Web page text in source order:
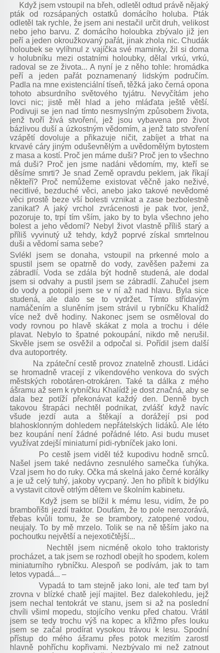
Když jsem vstoupil na břeh, odletěl odtud právě nějaký
pták od rozsápaných ostatků domácího holuba. Pták
odletěl tak rychle, že jsem ani nestačil určit druh, velikost
nebo jeho barvu. Z domácího holoubka zbývalo již jen
peří a jeden okroužkovaný pařát, jinak zhola nic. Chudák
holoubek se vylíhnul z vajíčka své maminky, žil si doma
v holubníku mezi ostatními holoubky, dělal vrkú, vrkú,
radoval se ze života... A nyní je z něho tohle: hromádka
peří a jeden pařát poznamenaný lidským područím.
Padla na mne existenciální tíseň, těžká jako černá opona
tohoto absurdního světového tyjátru. Nevyčítám jeho
lovci nic; jistě měl hlad a jeho mláďata ještě větší.
Podivuji se jen nad tímto nesmyslným způsobem života,
jenž tvoří živá stvoření, jež jsou vybavena pro život
bázlivou duší a úzkostným vědomím, a jenž tato stvoření
vzápětí dovoluje a přikazuje ničit, zabíjet a trhat na
krvavé cáry jiným oduševnělým a uvědomělým bytostem
z masa a kostí. Proč jen máme duši? Proč jen to všechno
má duši? Proč jen jsme nadáni vědomím, my, kteří se
děsíme smrti? Je snad Země opravdu peklem, jak říkají
někteří? Proč nemůžeme existovat věčně jako neživé,
necitlivé, bezduché věci, anebo jako takové nevědomé
věci prostě beze vší bolesti vznikat a zase bezbolestně
zanikat? A jaký vrchol zvrácenosti je pak tvor, jenž,
pozoruje to, trpí tím vším, jako by to byla všechno jeho
bolest a jeho vědomí? Nebyl život vlastně příliš starý a
příliš vyvinutý už tehdy, když poprvé získal smrtelnou
duši a vědomí sama sebe?
Svlékl jsem se donaha, vstoupil na prkenné molo a
spustil jsem se opatrně do vody, zavěšen pažemi za
zábradlí. Voda se zdála být hodně studená, ale dodal
jsem si odvahy a pustil jsem se zábradlí. Zahučel jsem
do vody a potopil jsem se v ní až nad hlavu. Byla sice
studená, ale dalo se to vydržet. Tímto střídavým
namáčením a sluněním jsem strávil u rybníčku Khalídž
více než dvě hodiny. Nakonec jsem se osměloval do
vody rovnou po hlavě skákat z mola a trochu i déle
plavat. Nebylo to špatné pokoupání, nikdo mě nerušil.
Skvěle jsem se osvěžil a odpočal si. Pořídil jsem další
dva autoportréty.
Na zpáteční cestě provoz znatelně zhoustl. Lidáci
se hromadně vracejí z víkendového venkova do svých
městských robotáren-otrokáren. Také ta dálka z mého
ášramu až sem k rybníčku Khalídž je dost značná, aby se
dala bez potíží překonávat každý den. Denně bych
takovou štrapáci nechtěl podnikat, zvlášť když navíc
všude jezdí auta a štěkají a dorážejí psi pod
blahosklonným dohledem nepřátelských lidáků. Ale léto
bez koupání není žádné pořádné léto. Asi budu muset
využívat zdejší miniaturní pidi-rybníček jako loni.
Po cestě jsem viděl též kupodivu hodně srnců.
Našel jsem také nedávno zesnulého samečka ťuhýka.
Vzal jsem ho do ruky. Očka má skelná jako černé korálky
a je už celý tuhý, jakoby vycpaný. Jen ho přibít k bidýlku
a vystavit citově otrlým dětem ve školním kabinetu.
Když jsem se blížil k mému lesu, vidím, že po
brambořišti jezdí traktor. Doufám, že to pole nerozorává,
třebas kvůli tomu, že se brambory, zatopené vodou,
neujaly. To by mě mrzelo. Tolik se na ně těším jako na
pochoutku největší a nejexotičtější...
Nechtěl jsem nicméně okolo toho traktoristy
procházet, a tak jsem se rozhodl obejít ho spodem, kolem
miniaturního rybníčku. Alespoň se podívám, jak to tam
letos vypadá... –
Vypadá to tam stejně jako loni, ale teď tam byl
zrovna v blízké chatě její majitel. Bez dalekohledu, jejž
jsem nechal tentokrát ve stanu, jsem si až na poslední
chvíli všiml mopedu, stojícího venku před chatou. Vrátil
jsem se tedy trochu výš na kopec a křižmo přes louku
jsem se začal prodírat vysokou trávou k lesu. Spodní
přístup do mého ášramu přes potok mezitím zarostl
hlavně pohříchu kopřivami. Nezbývalo mi než zatnout